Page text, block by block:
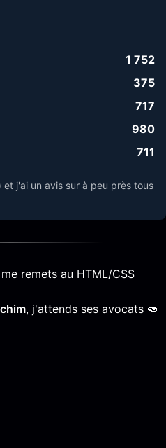
1 752
375
717
980
711
j'ai un avis sur à peu près tous
remets au HTML/CSS
, j'attends ses avocats 🥑